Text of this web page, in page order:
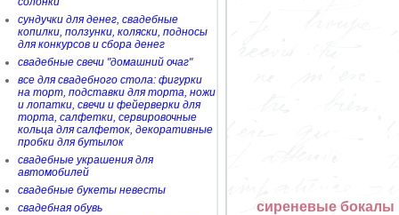
сундучки для денег, свадебные
копилки, ползунки, коляски, подносы
для конкурсов и сбора денег
свадебные свечи "домашний очаг"
все для свадебного стола: фигурки
на торт, подставки для торта, ножи
и лопатки, свечи и фейерверки для
торта, салфетки, сервировочные
кольца для салфеток, декоративные
пробки для бутылок
свадебные украшения для
автомобилей
свадебные букеты невесты
свадебная обувь
сиреневые бокалы